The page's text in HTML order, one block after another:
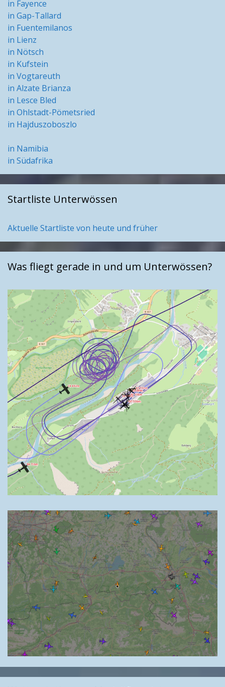
in Fayence
in Gap-Tallard
in Fuentemilanos
in Lienz
in Nötsch
in Kufstein
in Vogtareuth
in Alzate Brianza
in Lesce Bled
in Ohlstadt-Pömetsried
in Hajduszoboszlo
in Namibia
in Südafrika
Startliste Unterwössen
Aktuelle Startliste von heute und früher
Was fliegt gerade in und um Unterwössen?